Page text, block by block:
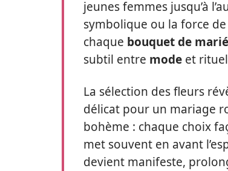
jeunes femmes jusqu’à
symbolique ou la force de
chaque bouquet de
subtil entre mode et
La sélection des fleurs
délicat pour un mariage
bohème : chaque choix
met souvent en avant
devient manifeste,